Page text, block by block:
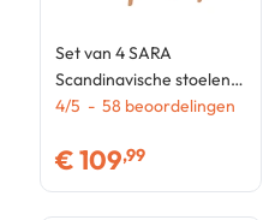
Set van 4 SARA
Scandinavische stoelen
met veelkleurige
4/5 - 58 beoordelingen
€109,99